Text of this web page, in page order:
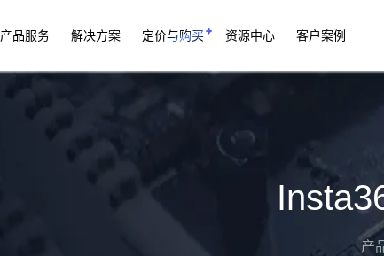
产品服务 解决方案 定价与购买 资源中心 客户案例
产